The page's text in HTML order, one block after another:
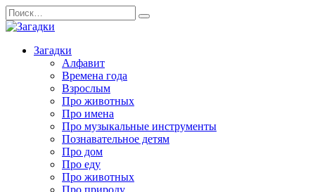
Перейти
к
содержанию
Search
for:
Загадки
Алфавит
Времена года
Взрослым
Про животных
Про имена
Про музыкальные инструменты
Познавательное детям
Про дом
Про еду
Про животных
Про природу